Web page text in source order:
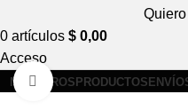
0 artículos $ 0,00
Acceso
NOSOTROS PRODUCTOS
Clic para ampliar